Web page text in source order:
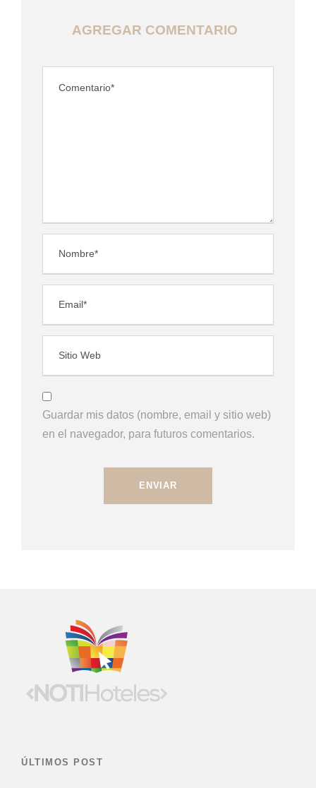
AGREGAR COMENTARIO
Guardar mis datos (nombre, email y sitio web)
en el navegador, para futuros comentarios.
ÚLTIMOS POST